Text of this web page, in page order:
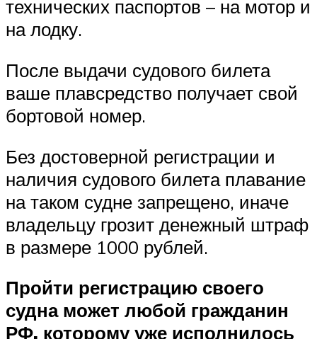
технических паспортов – на мотор и
на лодку.
После выдачи судового билета
ваше плавсредство получает свой
бортовой номер.
Без достоверной регистрации и
наличия судового билета плавание
на таком судне запрещено, иначе
владельцу грозит денежный штраф
в размере 1000 рублей.
Пройти регистрацию своего
судна может любой гражданин
РФ, которому уже исполнилось